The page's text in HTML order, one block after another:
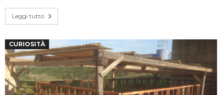
Leggi tutto
CURIOSITÀ